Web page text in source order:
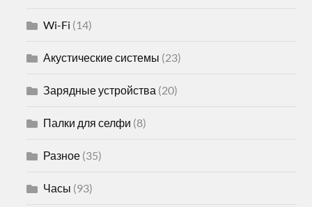
Wi-Fi (14)
Акустические системы (23)
Зарядные устройства (20)
Палки для селфи (8)
Разное (35)
Часы (93)